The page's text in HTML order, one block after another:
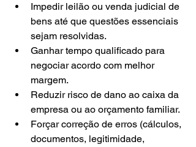
Impedir leilão ou venda judicial de
bens até que questões essenciais
sejam resolvidas.
Ganhar tempo qualificado para
negociar acordo com melhor
margem.
Reduzir risco de dano ao caixa da
empresa ou ao orçamento familiar.
Forçar correção de erros (cálculos,
documentos, legitimidade,